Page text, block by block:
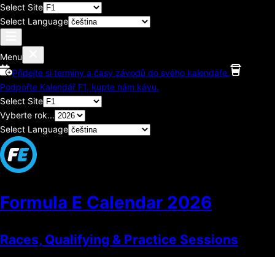
Select Site
Select Language
Menu
Přidejte si termíny a časy závodů do svého kalendáře.
Podpořte Kalendář F1, kupte nám kávu.
Select Site
Vyberte rok...
Select Language
Formula E Calendar 2026
Races, Qualifying & Practice Sessions